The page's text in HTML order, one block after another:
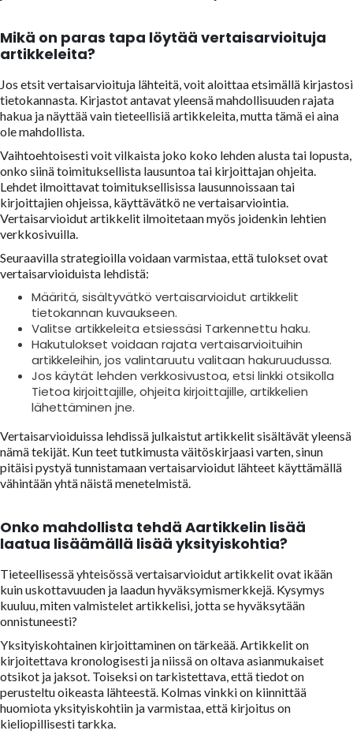
Mikä on paras tapa löytää vertaisarvioituja
artikkeleita?
Jos etsit vertaisarvioituja lähteitä, voit aloittaa etsimällä kirjastosi
tietokannasta. Kirjastot antavat yleensä mahdollisuuden rajata
hakua ja näyttää vain tieteellisiä artikkeleita, mutta tämä ei aina
ole mahdollista.
Vaihtoehtoisesti voit vilkaista joko koko lehden alusta tai lopusta,
onko siinä toimituksellista lausuntoa tai kirjoittajan ohjeita.
Lehdet ilmoittavat toimituksellisissa lausunnoissaan tai
kirjoittajien ohjeissa, käyttävätkö ne vertaisarviointia.
Vertaisarvioidut artikkelit ilmoitetaan myös joidenkin lehtien
verkkosivuilla.
Seuraavilla strategioilla voidaan varmistaa, että tulokset ovat
vertaisarvioiduista lehdistä:
Määritä, sisältyvätkö vertaisarvioidut artikkelit
tietokannan kuvaukseen.
Valitse artikkeleita etsiessäsi Tarkennettu haku.
Hakutulokset voidaan rajata vertaisarvioituihin
artikkeleihin, jos valintaruutu valitaan hakuruudussa.
Jos käytät lehden verkkosivustoa, etsi linkki otsikolla
Tietoa kirjoittajille, ohjeita kirjoittajille, artikkelien
lähettäminen jne.
Vertaisarvioiduissa lehdissä julkaistut artikkelit sisältävät yleensä
nämä tekijät. Kun teet tutkimusta väitöskirjaasi varten, sinun
pitäisi pystyä tunnistamaan vertaisarvioidut lähteet käyttämällä
vähintään yhtä näistä menetelmistä.
Onko mahdollista tehdä Aartikkelin lisää
laatua lisäämällä lisää yksityiskohtia?
Tieteellisessä yhteisössä vertaisarvioidut artikkelit ovat ikään
kuin uskottavuuden ja laadun hyväksymismerkkejä. Kysymys
kuuluu, miten valmistelet artikkelisi, jotta se hyväksytään
onnistuneesti?
Yksityiskohtainen kirjoittaminen on tärkeää. Artikkelit on
kirjoitettava kronologisesti ja niissä on oltava asianmukaiset
otsikot ja jaksot. Toiseksi on tarkistettava, että tiedot on
perusteltu oikeasta lähteestä. Kolmas vinkki on kiinnittää
huomiota yksityiskohtiin ja varmistaa, että kirjoitus on
kieliopillisesti tarkka.